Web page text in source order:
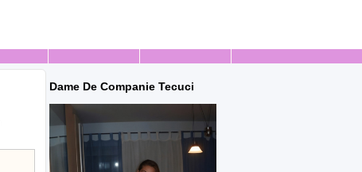
Dame De Companie Tecuci